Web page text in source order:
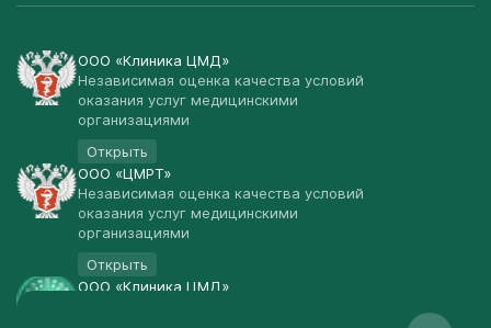
ООО «Клиника ЦМД»
Независимая оценка качества условий
оказания услуг медицинскими
организациями
Открыть
ООО «ЦМРТ»
Независимая оценка качества условий
оказания услуг медицинскими
организациями
Открыть
ООО «Клиника ЦМД»